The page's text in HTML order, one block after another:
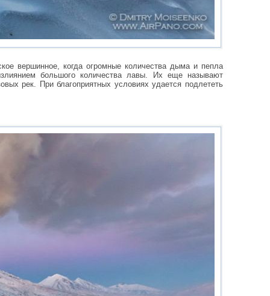
вершинное, когда огромные количества дыма и пепла
большого количества лавы. Их еще называют
рек. При благоприятных условиях удается подлететь